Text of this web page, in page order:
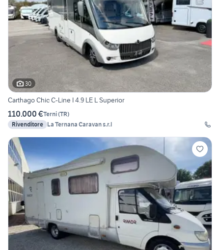
30
Carthago Chic C-Line I 4.9 LE L Superior
110.000 €Terni(TR)
Rivenditore La Ternana Caravan s.r.l